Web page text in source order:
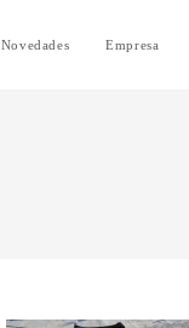
Novedades Empresa